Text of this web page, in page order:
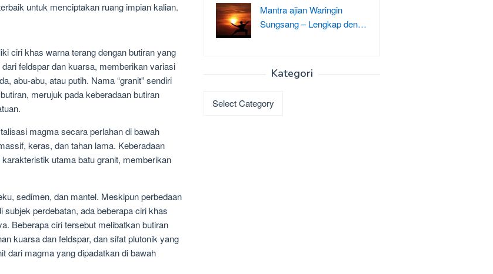
untuk menciptakan ruang impian kalian.
ciri khas warna terang dengan butiran yang
feldspar dan kuarsa, memberikan variasi
abu-abu, atau putih. Nama “granit” sendiri
merujuk pada keberadaan butiran
magma secara perlahan di bawah
keras, dan tahan lama. Keberadaan
utama batu granit, memberikan
sedimen, dan mantel. Meskipun perbedaan
perdebatan, ada beberapa ciri khas
Beberapa ciri tersebut melibatkan butiran
kuarsa dan feldspar, dan sifat plutonik yang
dari magma yang dipadatkan di bawah
Mantra ajian Waringin
Sungsang – Lengkap den…
Kategori
Kategori